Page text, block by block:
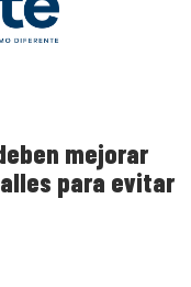
mejorar
para evitar